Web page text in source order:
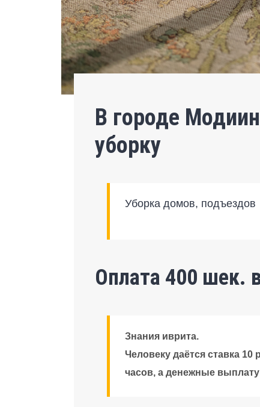
В городе
уборку
Уборка домов, подъездов
Оплата 400 шек.
Знания иврита.
Человеку даётся ставка
часов, а денежные выплату